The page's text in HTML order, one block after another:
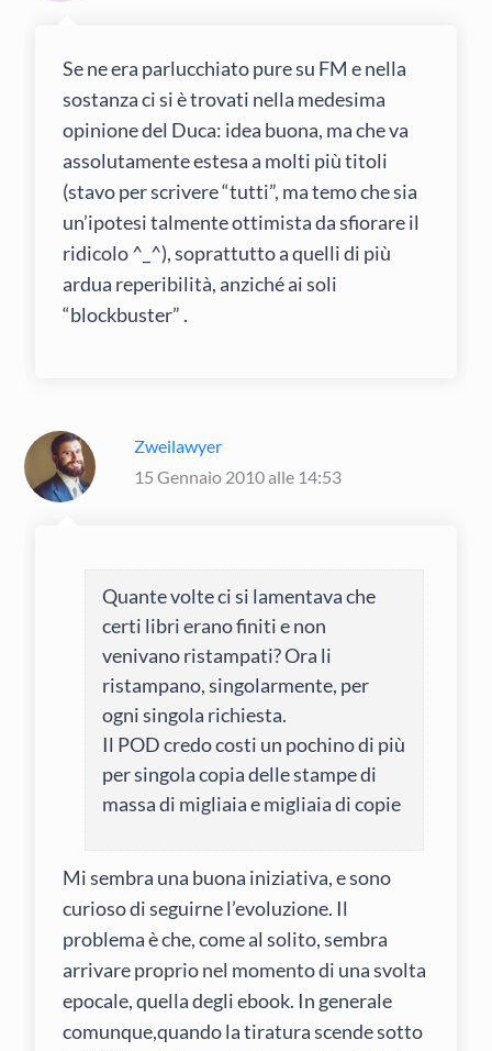
Se ne era parlucchiato pure su FM e nella
sostanza ci si è trovati nella medesima
opinione del Duca: idea buona, ma che va
assolutamente estesa a molti più titoli
(stavo per scrivere “tutti”, ma temo che sia
un’ipotesi talmente ottimista da sfiorare il
ridicolo ^_^), soprattutto a quelli di più
ardua reperibilità, anziché ai soli
“blockbuster” .
Zweilawyer
15 Gennaio 2010 alle 14:53
Quante volte ci si lamentava che
certi libri erano finiti e non
venivano ristampati? Ora li
ristampano, singolarmente, per
ogni singola richiesta.
Il POD credo costi un pochino di più
per singola copia delle stampe di
massa di migliaia e migliaia di copie
Mi sembra una buona iniziativa, e sono
curioso di seguirne l’evoluzione. Il
problema è che, come al solito, sembra
arrivare proprio nel momento di una svolta
epocale, quella degli ebook. In generale
comunque,quando la tiratura scende sotto